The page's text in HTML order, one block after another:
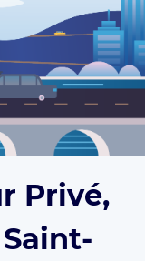
Privé,